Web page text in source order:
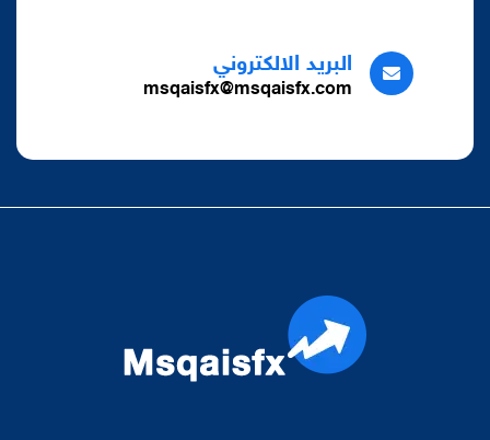
البريد الالكتروني
msqaisfx@msqaisfx.com